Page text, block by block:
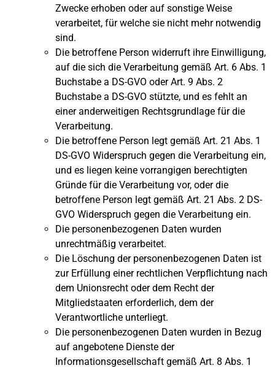
Zwecke erhoben oder auf sonstige Weise
verarbeitet, für welche sie nicht mehr notwendig
sind.
Die betroffene Person widerruft ihre Einwilligung,
auf die sich die Verarbeitung gemäß Art. 6 Abs. 1
Buchstabe a DS-GVO oder Art. 9 Abs. 2
Buchstabe a DS-GVO stützte, und es fehlt an
einer anderweitigen Rechtsgrundlage für die
Verarbeitung.
Die betroffene Person legt gemäß Art. 21 Abs. 1
DS-GVO Widerspruch gegen die Verarbeitung ein,
und es liegen keine vorrangigen berechtigten
Gründe für die Verarbeitung vor, oder die
betroffene Person legt gemäß Art. 21 Abs. 2 DS-
GVO Widerspruch gegen die Verarbeitung ein.
Die personenbezogenen Daten wurden
unrechtmäßig verarbeitet.
Die Löschung der personenbezogenen Daten ist
zur Erfüllung einer rechtlichen Verpflichtung nach
dem Unionsrecht oder dem Recht der
Mitgliedstaaten erforderlich, dem der
Verantwortliche unterliegt.
Die personenbezogenen Daten wurden in Bezug
auf angebotene Dienste der
Informationsgesellschaft gemäß Art. 8 Abs. 1